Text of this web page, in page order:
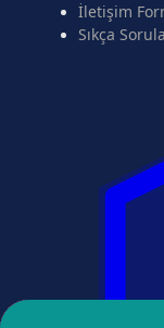
İletişim
Sıkça